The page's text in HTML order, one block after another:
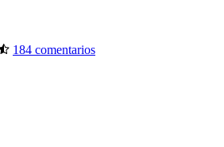
184 comentarios